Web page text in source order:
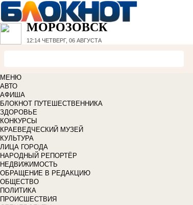
МОРОЗОВСК
12:14 ЧЕТВЕРГ, 06 АВГУСТА
МЕНЮ
АВТО
АФИША
БЛОКНОТ ПУТЕШЕСТВЕННИКА
ЗДОРОВЬЕ
КОНКУРСЫ
КРАЕВЕДЧЕСКИЙ МУЗЕЙ
КУЛЬТУРА
ЛИЦА ГОРОДА
НАРОДНЫЙ РЕПОРТЁР
НЕДВИЖИМОСТЬ
ОБРАЩЕНИЕ В РЕДАКЦИЮ
ОБЩЕСТВО
ПОЛИТИКА
ПРОИСШЕСТВИЯ